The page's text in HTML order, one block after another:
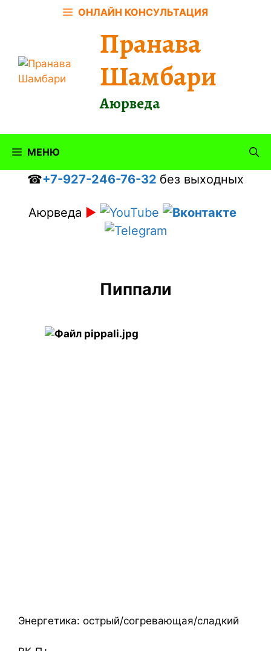
ОНЛАЙН КОНСУЛЬТАЦИЯ
Пранава
Шамбари
Аюрведа
МЕНЮ
☎+7-927-246-76-32 без выходных
Аюрведа ►
Пиппали
Энергетика: острый/согревающая/сладкий